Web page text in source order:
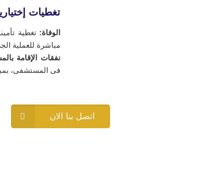
تغطيات
الوفاة:
مباشرة للعملية
نفقات الإقامة
فى المستشفى، بمبلغ
اتصل بنا الان